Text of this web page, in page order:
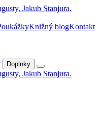
Knižný blogKontakt
Doplnky